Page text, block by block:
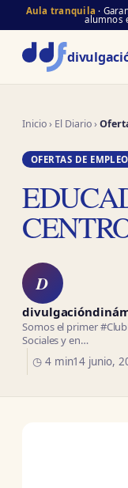
Aula tranquila ·
alumnos
Inicio› El Diario›
OFERTAS DE EMPLEO
D
Somos el primer
Sociales y en…
◷ 4 min14 junio,